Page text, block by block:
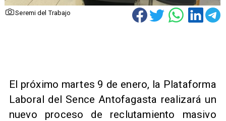
Seremi del Trabajo
El próximo martes 9 de enero, la Plataforma
Laboral del Sence Antofagasta realizará un
nuevo proceso de reclutamiento masivo